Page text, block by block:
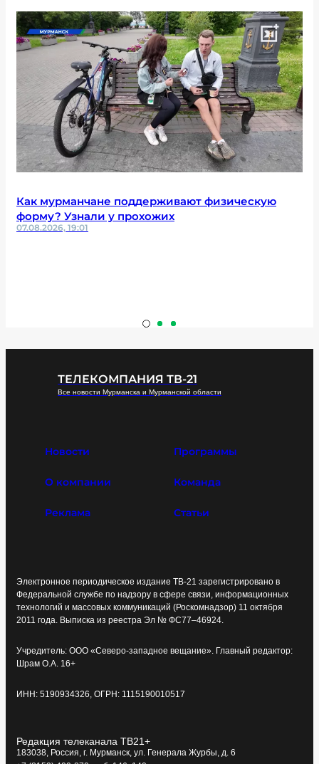
Как мурманчане поддерживают физическую
форму? Узнали у прохожих
07.08.2026, 19:01
ТЕЛЕКОМПАНИЯ ТВ-21
Все новости Мурманска и Мурманской области
Новости Программы
О компании Команда
Реклама Статьи
Электронное периодическое издание ТВ-21 зарегистрировано в
Федеральной службе по надзору в сфере связи, информационных
технологий и массовых коммуникаций (Роскомнадзор) 11 октября
2011 года. Выписка из реестра Эл № ФС77–46924.
Учредитель: ООО «Северо-западное вещание». Главный редактор:
Шрам О.А. 16+
ИНН: 5190934326, ОГРН: 1115190010517
Редакция телеканала ТВ21+
183038, Россия, г. Мурманск, ул. Генерала Журбы, д. 6